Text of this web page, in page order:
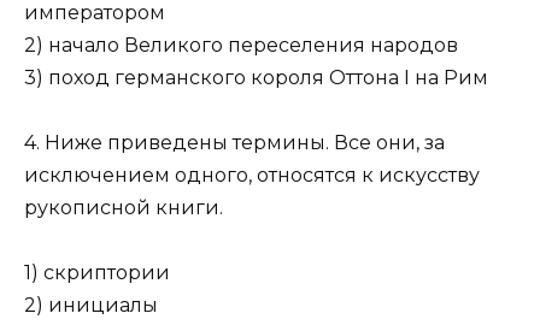
императором
2) начало Великого переселения народов
3) поход германского короля Оттона I на Рим
4. Ниже приведены термины. Все они, за
исключением одного, относятся к искусству
рукописной книги.
1) скриптории
2) инициалы